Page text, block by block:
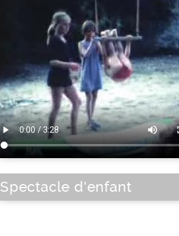
Spectacle d'enfant